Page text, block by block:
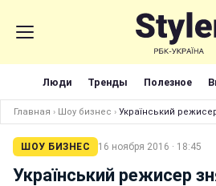
Люди Тренды Полезное
Главная › Шоу бизнес › Український
ШОУ БИЗНЕС 16 ноября 2016 · 18:45
Український режисер